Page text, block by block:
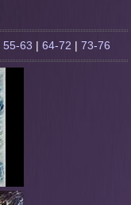
55-63 | 64-72 | 73-76